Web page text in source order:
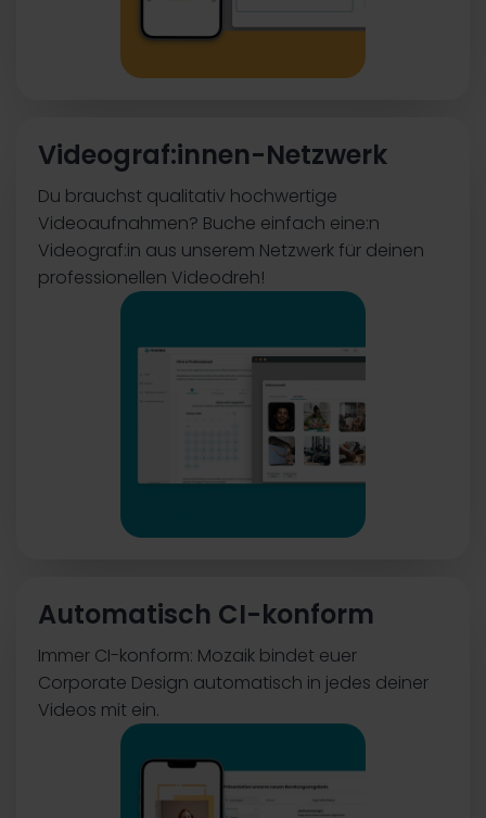
Videograf:innen-Netzwerk
Du brauchst qualitativ hochwertige
Videoaufnahmen? Buche einfach eine:n
Videograf:in aus unserem Netzwerk für deinen
professionellen Videodreh!
Automatisch CI-konform
Immer CI-konform: Mozaik bindet euer
Corporate Design automatisch in jedes deiner
Videos mit ein.